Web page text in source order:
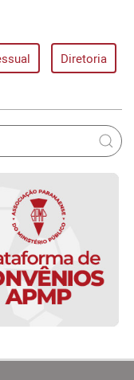
Diretoria